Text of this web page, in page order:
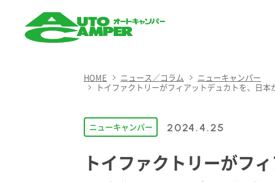
キャンパー）
HOME ニュース／コラム
ニューキャンパー
トイファクトリーがフィアットデュカトを、日
ニューキャンパー 2024.4.25
トイファクトリーがフ